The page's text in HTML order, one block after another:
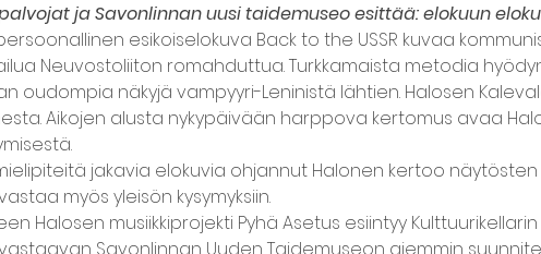
ja Savonlinnan uusi taidemuseo esittää: elokuun
esikoiselokuva Back to the USSR kuvaa
Neuvostoliiton romahduttua. Turkkamaista metodia
oudompia näkyjä vampyyri-Leninistä lähtien. Halosen
Aikojen alusta nykypäivään harppova kertomus avaa
jakavia elokuvia ohjannut Halonen kertoo
myös yleisön kysymyksiin.
Halosen musiikkiprojekti Pyhä Asetus esiintyy